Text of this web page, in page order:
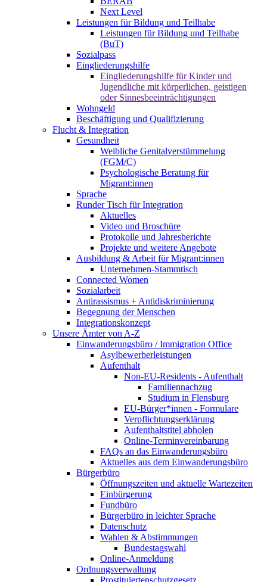
Next Level
Leistungen für Bildung und Teilhabe
Leistungen für Bildung und Teilhabe
(BuT)
Sozialpass
Eingliederungshilfe
Eingliederungshilfe für Kinder und
Jugendliche mit körperlichen, geistigen
oder Sinnesbeeinträchtigungen
Wohngeld
Beschäftigung und Qualifizierung
Flucht & Integration
Gesundheit
Weibliche Genitalverstümmelung
(FGM/C)
Psychologische Beratung für
Migrant:innen
Sprache
Runder Tisch für Integration
Aktuelles
Video und Broschüre
Protokolle und Jahresberichte
Projekte und weitere Angebote
Ausbildung & Arbeit für Migrant:innen
Unternehmen-Stammtisch
Connected Women
Sozialarbeit
Antirassismus + Antidiskriminierung
Begegnung der Menschen
Integrationskonzept
Unsere Ämter von A-Z
Einwanderungsbüro / Immigration Office
Asylbewerberleistungen
Aufenthalt
Non-EU-Residents - Aufenthalt
Familiennachzug
Studium in Flensburg
EU-Bürger*innen - Formulare
Verpflichtungserklärung
Aufenthaltstitel abholen
Online-Terminvereinbarung
FAQs an das Einwanderungsbüro
Aktuelles aus dem Einwanderungsbüro
Bürgerbüro
Öffnungszeiten und aktuelle Wartezeiten
Einbürgerung
Fundbüro
Bürgerbüro in leichter Sprache
Datenschutz
Wahlen & Abstimmungen
Bundestagswahl
Online-Anmeldung
Ordnungsverwaltung
Prostituiertenschutzgesetz